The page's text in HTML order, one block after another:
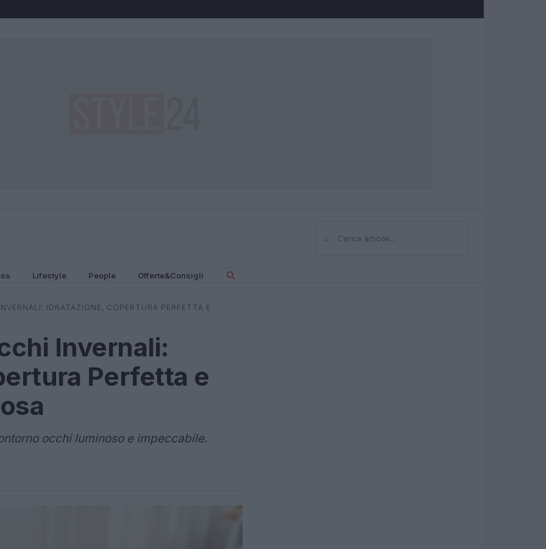
⌕Cerca
Lifestyle People Offerte&Consigli
IDRATAZIONE, COPERTURA PERFETTA E
Invernali:
Perfetta e
occhi luminoso e impeccabile.